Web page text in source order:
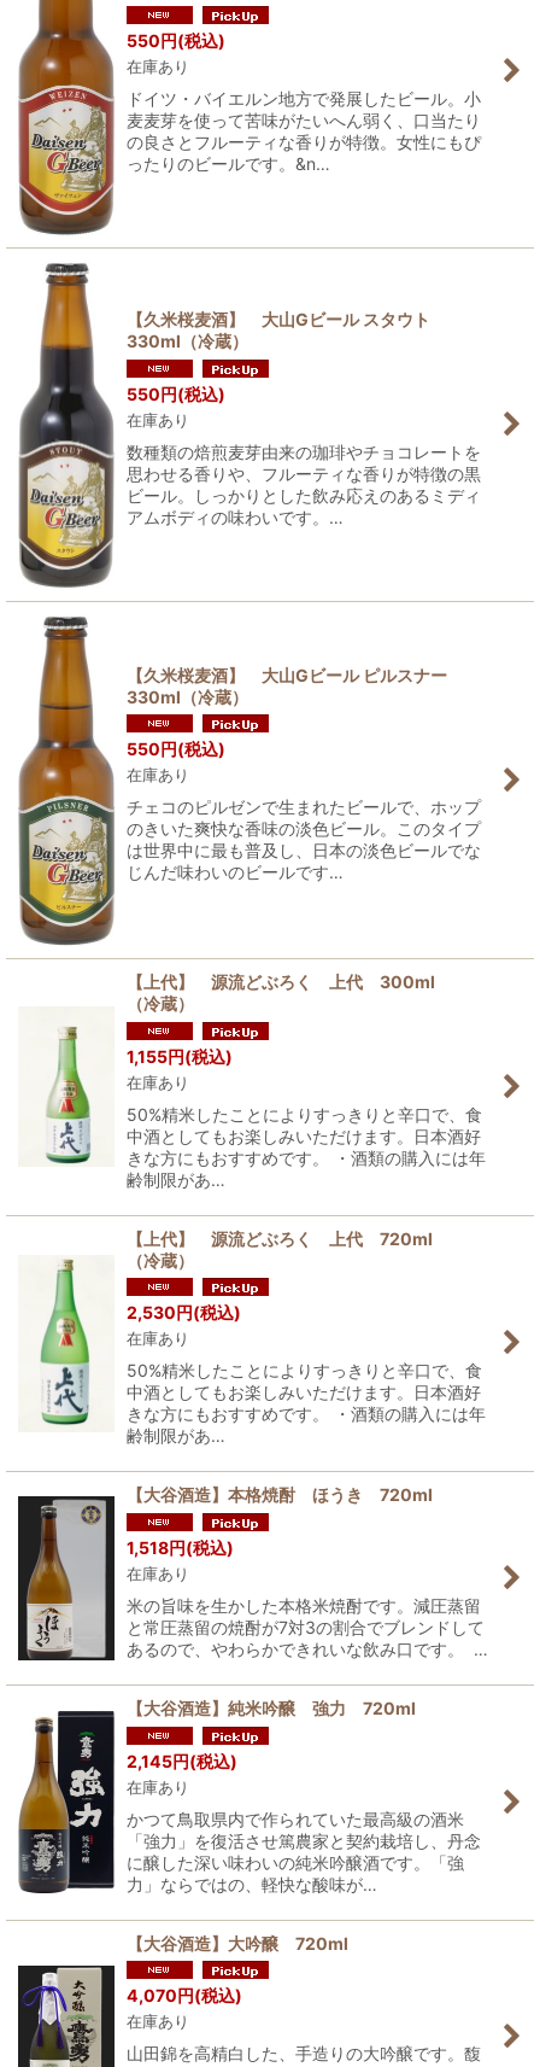
550円(税込)
在庫あり
ドイツ・バイエルン地方で発展したビール。小
麦麦芽を使って苦味がたいへん弱く、口当たり
の良さとフルーティな香りが特徴。女性にもぴ
ったりのビールです。&n…
【久米桜麦酒】 大山Gビール スタウト
330ml（冷蔵）
550円(税込)
在庫あり
数種類の焙煎麦芽由来の珈琲やチョコレートを
思わせる香りや、フルーティな香りが特徴の黒
ビール。しっかりとした飲み応えのあるミディ
アムボディの味わいです。…
【久米桜麦酒】 大山Gビール ピルスナー
330ml（冷蔵）
550円(税込)
在庫あり
チェコのピルゼンで生まれたビールで、ホップ
のきいた爽快な香味の淡色ビール。このタイプ
は世界中に最も普及し、日本の淡色ビールでな
じんだ味わいのビールです…
【上代】 源流どぶろく 上代 300ml
（冷蔵）
1,155円(税込)
在庫あり
50%精米したことによりすっきりと辛口で、食
中酒としてもお楽しみいただけます。日本酒好
きな方にもおすすめです。 ・酒類の購入には年
齢制限があ…
【上代】 源流どぶろく 上代 720ml
（冷蔵）
2,530円(税込)
在庫あり
50%精米したことによりすっきりと辛口で、食
中酒としてもお楽しみいただけます。日本酒好
きな方にもおすすめです。 ・酒類の購入には年
齢制限があ…
【大谷酒造】本格焼酎 ほうき 720ml
1,518円(税込)
在庫あり
米の旨味を生かした本格米焼酎です。減圧蒸留
と常圧蒸留の焼酎が7対3の割合でブレンドして
あるので、やわらかできれいな飲み口です。 …
【大谷酒造】純米吟醸 強力 720ml
2,145円(税込)
在庫あり
かつて鳥取県内で作られていた最高級の酒米
「強力」を復活させ篤農家と契約栽培し、丹念
に醸した深い味わいの純米吟醸酒です。「強
力」ならではの、軽快な酸味が…
【大谷酒造】大吟醸 720ml
4,070円(税込)
在庫あり
山田錦を高精白した、手造りの大吟醸です。馥